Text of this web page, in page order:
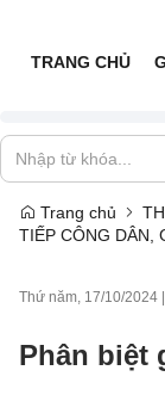
TRANG CHỦ
Trang chủ
TIẾP CÔNG DÂN,
Thứ năm, 17/10/2024
Phân biệt